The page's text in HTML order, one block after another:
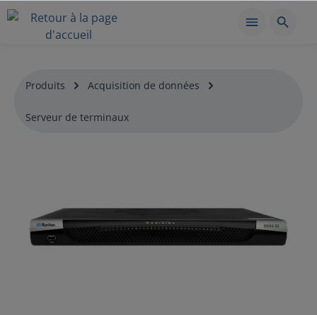
Produits Acquisition de données
Serveur de terminaux